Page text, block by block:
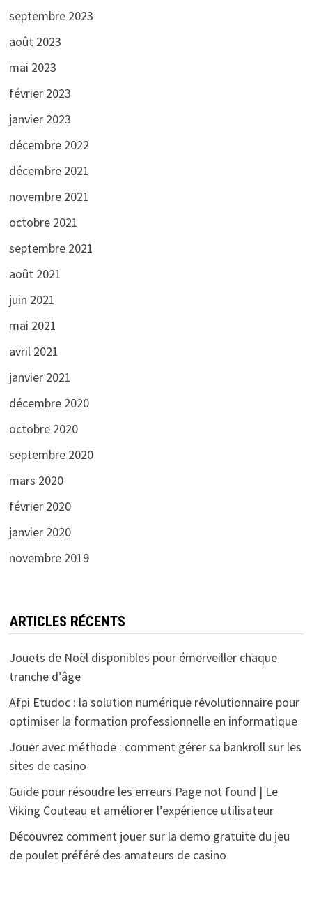
septembre 2023
août 2023
mai 2023
février 2023
janvier 2023
décembre 2022
décembre 2021
novembre 2021
octobre 2021
septembre 2021
août 2021
juin 2021
mai 2021
avril 2021
janvier 2021
décembre 2020
octobre 2020
septembre 2020
mars 2020
février 2020
janvier 2020
novembre 2019
ARTICLES RÉCENTS
Jouets de Noël disponibles pour émerveiller chaque
tranche d’âge
Afpi Etudoc : la solution numérique révolutionnaire pour
optimiser la formation professionnelle en informatique
Jouer avec méthode : comment gérer sa bankroll sur les
sites de casino
Guide pour résoudre les erreurs Page not found | Le
Viking Couteau et améliorer l’expérience utilisateur
Découvrez comment jouer sur la demo gratuite du jeu
de poulet préféré des amateurs de casino